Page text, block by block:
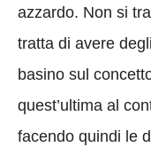
azzardo. Non si
tratta di avere
basino sul
quest’ultima al
facendo quindi le